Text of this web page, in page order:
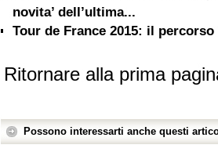
novita’ dell’ultima...
Tour de France 2015: il
Ritornare alla prima
Possono interessarti anche questi